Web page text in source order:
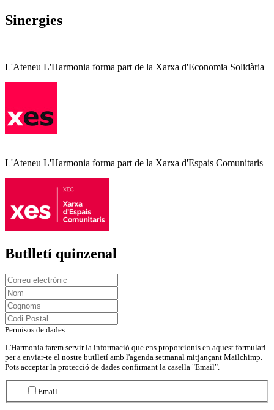
Sinergies
L'Ateneu L'Harmonia forma part de la Xarxa d'Economia Solidària
L'Ateneu L'Harmonia forma part de la Xarxa d'Espais Comunitaris
Butlletí quinzenal
Permisos de dades
L'Harmonia farem servir la informació que ens proporcionis en aquest formulari
per a enviar-te el nostre butlletí amb l'agenda setmanal mitjançant Mailchimp.
Pots acceptar la protecció de dades confirmant la casella "Email".
Email